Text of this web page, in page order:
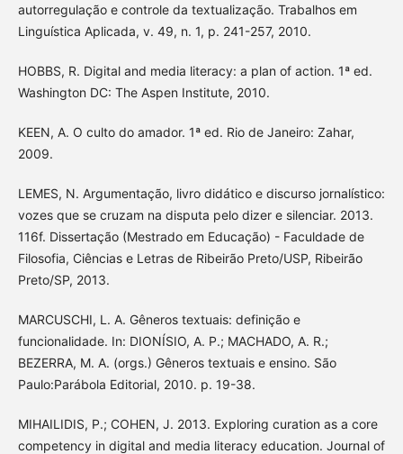
autorregulação e controle da textualização. Trabalhos em
Linguística Aplicada, v. 49, n. 1, p. 241-257, 2010.
HOBBS, R. Digital and media literacy: a plan of action. 1ª ed.
Washington DC: The Aspen Institute, 2010.
KEEN, A. O culto do amador. 1ª ed. Rio de Janeiro: Zahar,
2009.
LEMES, N. Argumentação, livro didático e discurso jornalístico:
vozes que se cruzam na disputa pelo dizer e silenciar. 2013.
116f. Dissertação (Mestrado em Educação) - Faculdade de
Filosofia, Ciências e Letras de Ribeirão Preto/USP, Ribeirão
Preto/SP, 2013.
MARCUSCHI, L. A. Gêneros textuais: definição e
funcionalidade. In: DIONÍSIO, A. P.; MACHADO, A. R.;
BEZERRA, M. A. (orgs.) Gêneros textuais e ensino. São
Paulo:Parábola Editorial, 2010. p. 19-38.
MIHAILIDIS, P.; COHEN, J. 2013. Exploring curation as a core
competency in digital and media literacy education. Journal of